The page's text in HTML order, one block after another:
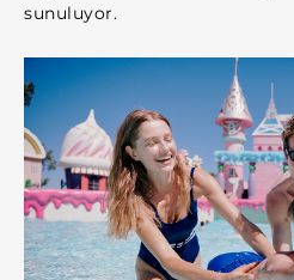
sunuluyor.